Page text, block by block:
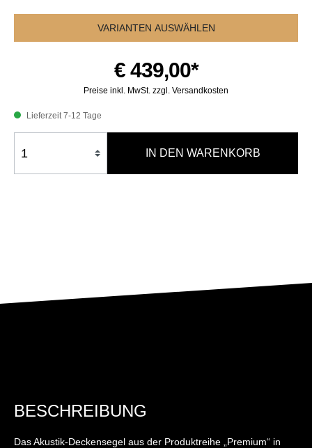
VARIANTEN AUSWÄHLEN
€ 439,00*
Preise inkl. MwSt. zzgl. Versandkosten
Lieferzeit 7-12 Tage
IN DEN WARENKORB
BESCHREIBUNG
Das Akustik-Deckensegel aus der Produktreihe „Premium“ in